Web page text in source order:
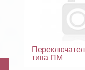
типа ПМ